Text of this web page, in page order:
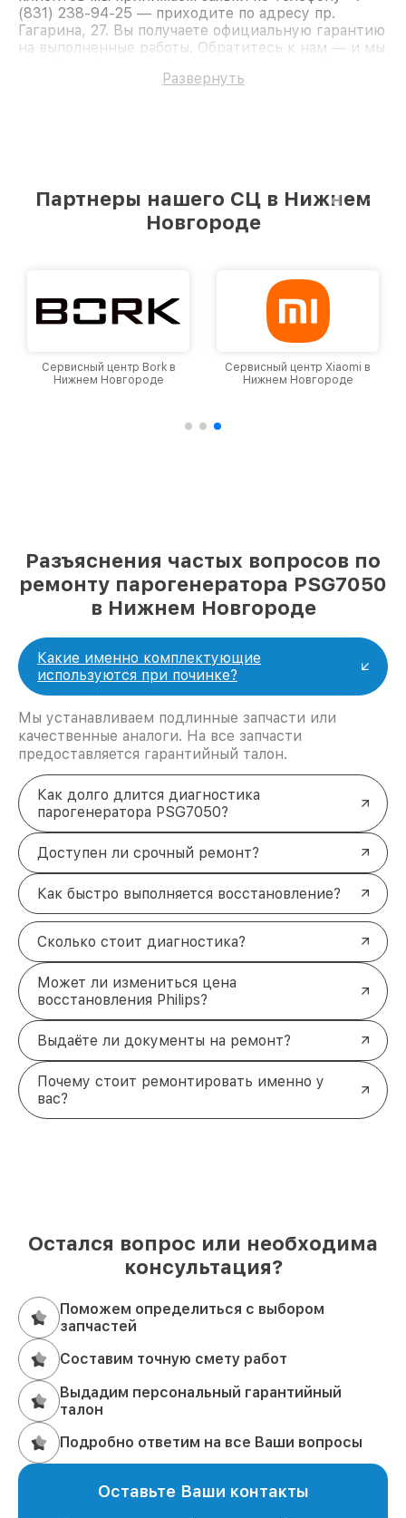
(831) 238-94-25 — приходите по адресу пр.
Гагарина, 27. Вы получаете официальную гарантию
на выполненные работы. Обратитесь к нам — и мы
Развернуть
Партнеры нашего СЦ в Нижнем
Новгороде
Сервисный центр Bork в
Нижнем Новгороде
Сервисный центр Xiaomi в
Нижнем Новгороде
Разъяснения частых вопросов по
ремонту парогенератора PSG7050
в Нижнем Новгороде
Какие именно комплектующие
используются при починке?
Мы устанавливаем подлинные запчасти или
качественные аналоги. На все запчасти
предоставляется гарантийный талон.
Как долго длится диагностика
парогенератора PSG7050?
Доступен ли срочный ремонт?
Как быстро выполняется восстановление?
Сколько стоит диагностика?
Может ли измениться цена
восстановления Philips?
Выдаёте ли документы на ремонт?
Почему стоит ремонтировать именно у
вас?
Остался вопрос или необходима
консультация?
Поможем определиться с выбором
запчастей
Составим точную смету работ
Выдадим персональный гарантийный
талон
Подробно ответим на все Ваши вопросы
Оставьте Ваши контакты